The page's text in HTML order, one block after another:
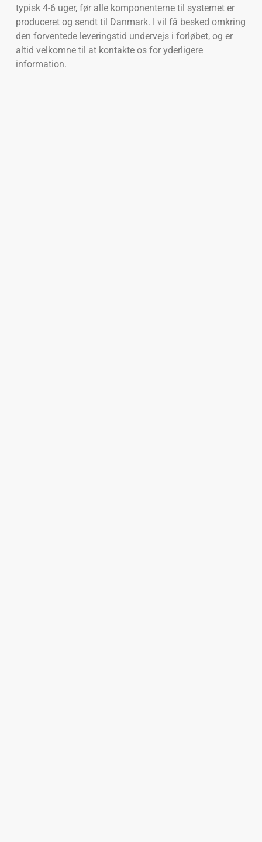
typisk 4-6 uger, før alle komponenterne til systemet er
produceret og sendt til Danmark. I vil få besked omkring
den forventede leveringstid undervejs i forløbet, og er
altid velkomne til at kontakte os for yderligere
information.